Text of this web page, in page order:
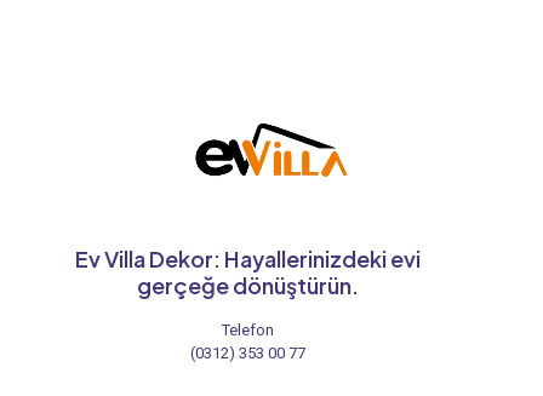
Ev Villa Dekor: Hayallerinizdeki evi
gerçeğe dönüştürün.
Telefon
(0312) 353 00 77